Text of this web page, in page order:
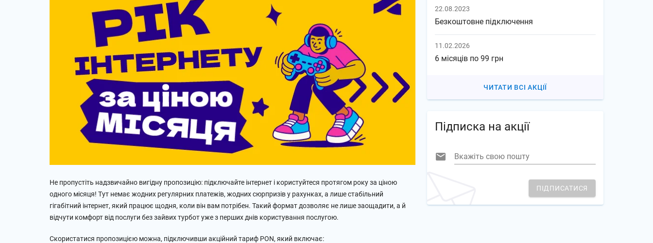
Не пропустіть надзвичайно вигідну пропозицію: підключайте інтернет і користуйтеся протягом року за ціною
одного місяця! Тут немає жодних регулярних платежів, жодних сюрпризів у рахунках, а лише стабільний
гігабітний інтернет, який працює щодня, коли він вам потрібен. Такий формат дозволяє не лише заощадити, а й
відчути комфорт від послуги без зайвих турбот уже з перших днів користування послугою.
Скористатися пропозицією можна, підключивши акційний тариф PON, який включає:
22.08.2023
Безкоштовне підключення
11.02.2026
6 місяців по 99 грн
ЧИТАТИ ВСІ АКЦІЇ
Підписка на акції
Вкажіть свою пошту
ПІДПИСАТИСЯ